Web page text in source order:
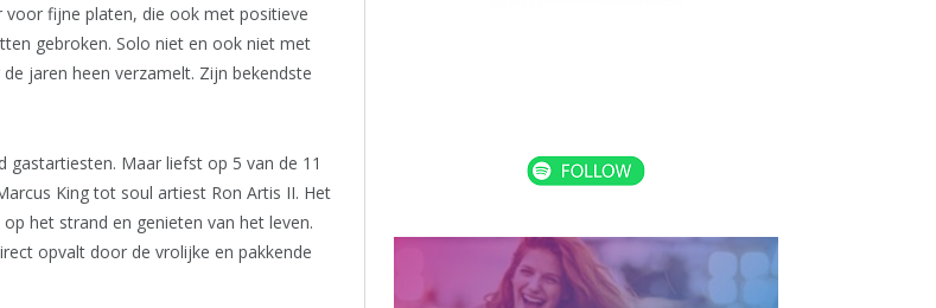
fijne platen, die ook met positieve
gebroken. Solo niet en ook niet met
jaren heen verzamelt. Zijn bekendste
Maar liefst op 5 van de 11
King tot soul artiest Ron Artis II. Het
het strand en genieten van het leven.
opvalt door de vrolijke en pakkende